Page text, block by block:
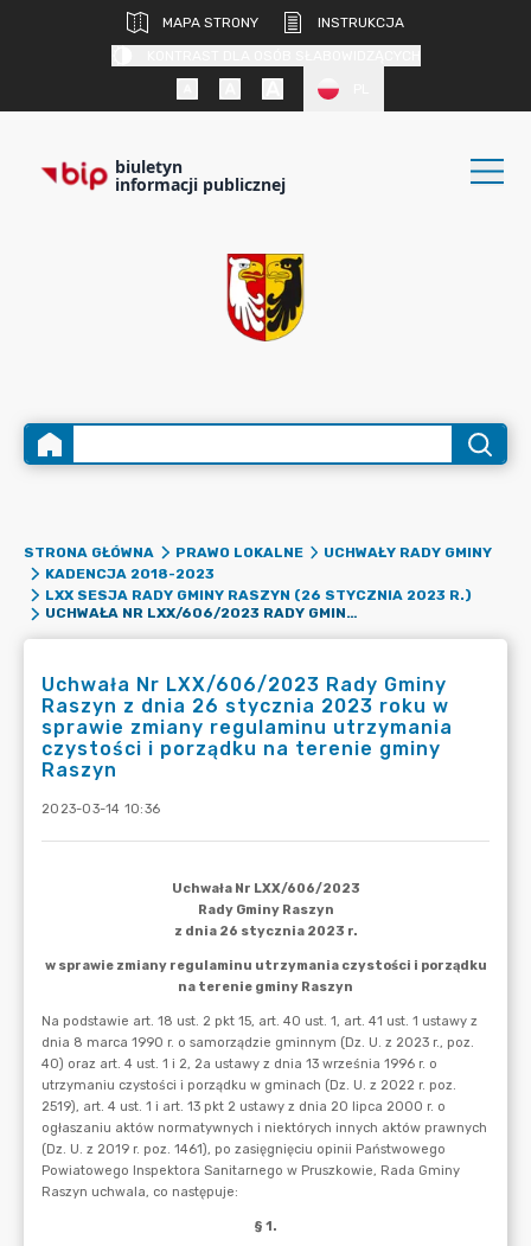
MAPA STRONY
INSTRUKCJA
biuletyn
informacji publicznej
STRONA GŁÓWNA PRAWO LOKALNE
UCHWAŁY RADY GMINY
KADENCJA 2018-2023
LXX SESJA RADY GMINY RASZYN (26 STYCZNIA 2023 R.)
UCHWAŁA NR LXX/606/2023 RADY GMINY RASZYN Z DNIA 26 STYCZNIA 2023 ROKU W SPRAWIE ZMIANY REGULAMINU UTRZYMANIA CZYSTOŚCI I PORZĄDKU NA TERENIE GMINY RASZYN
Uchwała Nr LXX/606/2023 Rady Gminy
Raszyn z dnia 26 stycznia 2023 roku w
sprawie zmiany regulaminu utrzymania
czystości i porządku na terenie gminy
Raszyn
2023-03-14 10:36